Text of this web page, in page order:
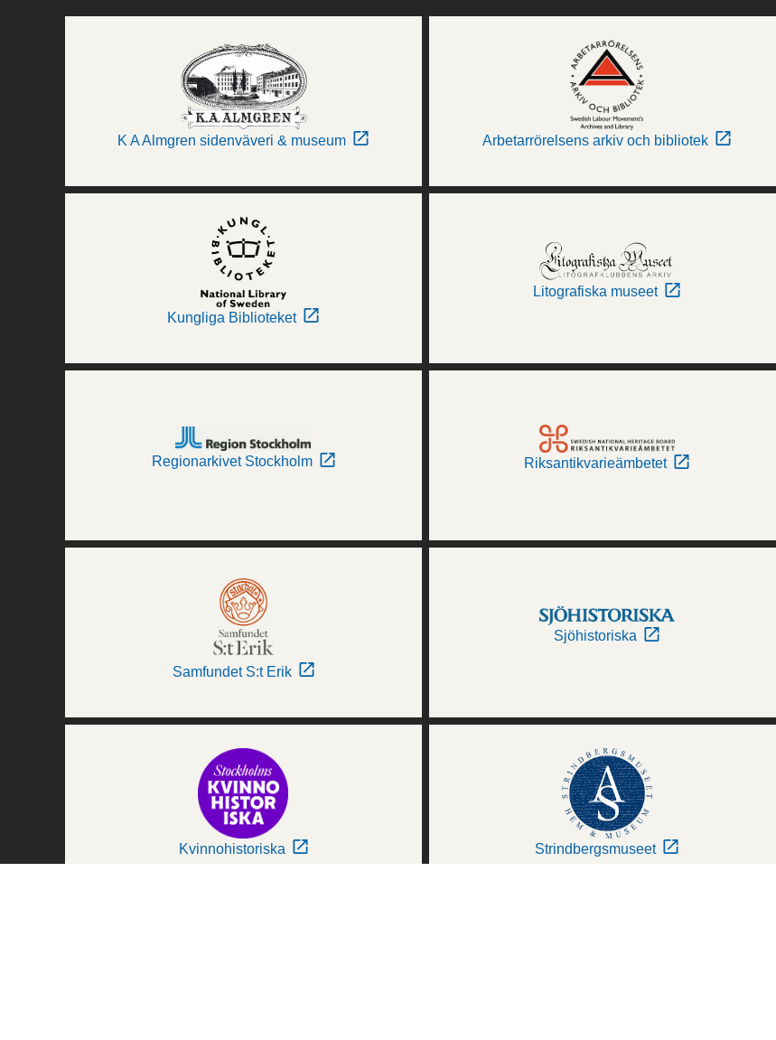
K A Almgren sidenväveri & museum Arbetarrörelsens arkiv och bibliotek
Kungliga Biblioteket
Litografiska museet
Regionarkivet Stockholm Riksantikvarieämbetet
Samfundet S:t Erik
Sjöhistoriska
Kvinnohistoriska Strindbergsmuseet